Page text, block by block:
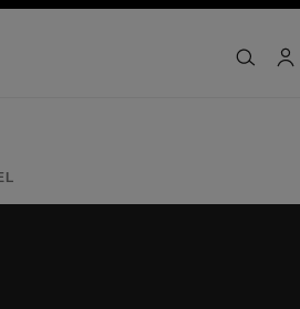
buscar